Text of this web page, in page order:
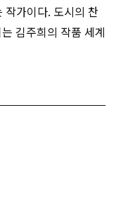
작가이다. 도시의 찬
김주희의 작품 세계